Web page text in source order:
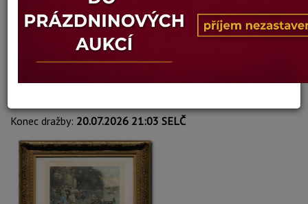
Autor:Adrien Moreau
767. U ZÁMKU
Dosažená cena:neprodáno
Konec dražby: 20.07.2026 21:03 SELČ